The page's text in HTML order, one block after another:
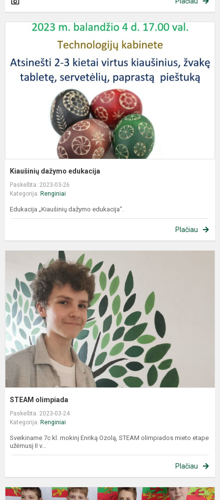
Kiaušinių dažymo edukacija
Paskelbta: 2023-03-26
Kategorija: Renginiai
Edukacija „Kiaušinių dažymo edukacija".
Plačiau
STEAM olimpiada
Paskelbta: 2023-03-24
Kategorija: Renginiai
Sveikiname 7c kl. mokinį Enriką Ozolą, STEAM olimpiados mieto etape
užėmusį II v...
Plačiau